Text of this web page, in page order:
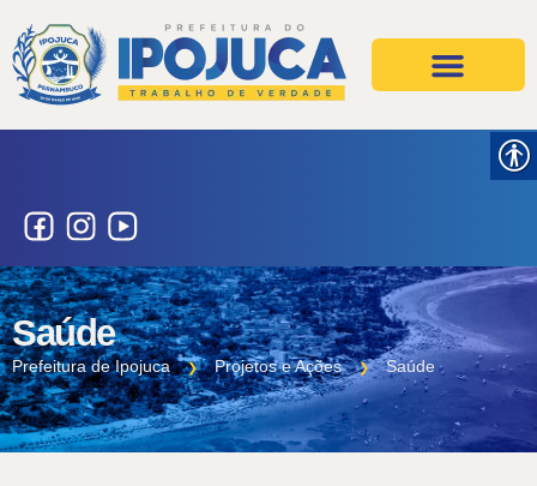
Saúde
Prefeitura de Ipojuca Projetos e Ações Saúde